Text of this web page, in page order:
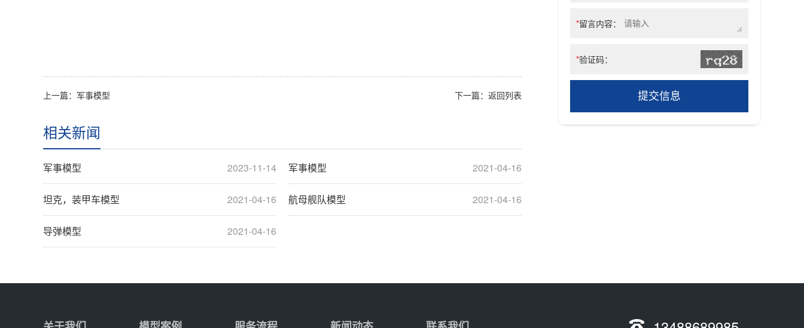
上一篇： 军事模型 下一篇： 返回列表
相关新闻
2023-11-14
军事模型 2021-04-16
军事模型
2021-04-16
坦克，装甲车模型 2021-04-16
航母舰队模型
2021-04-16
导弹模型
*留言内容：
*验证码：
提交信息